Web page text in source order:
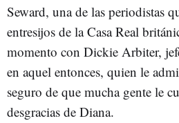
Seward, una de las periodistas
entresijos de la Casa Real
momento con Dickie Arbiter,
en aquel entonces, quien le
seguro de que mucha gente le
desgracias de Diana.